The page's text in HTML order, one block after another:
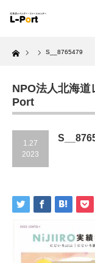
Home S__8765479
NPO法人北海
Port
1.27
2023